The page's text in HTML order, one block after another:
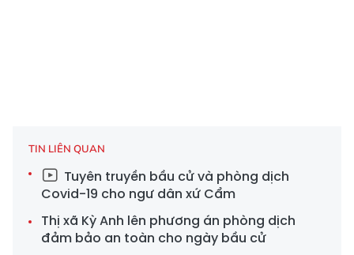
TIN LIÊN QUAN
Tuyên truyền bầu cử và phòng dịch
Covid-19 cho ngư dân xứ Cẩm
Thị xã Kỳ Anh lên phương án phòng dịch
đảm bảo an toàn cho ngày bầu cử